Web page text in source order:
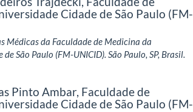
Cidade de São Paulo (FM-
Médicas da Faculdade de Medicina da
São Paulo (FM-UNICID). São Paulo, SP, Brasil.
Pinto Ambar, Faculdade de
Cidade de São Paulo (FM-